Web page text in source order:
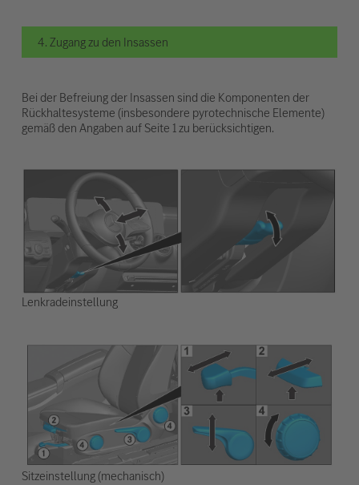
4. Zugang zu den Insassen
Bei der Befreiung der Insassen sind die Komponenten der
Rückhaltesysteme (insbesondere pyrotechnische Elemente)
gemäß den Angaben auf Seite 1 zu berücksichtigen.
Lenkradeinstellung
Sitzeinstellung (mechanisch)